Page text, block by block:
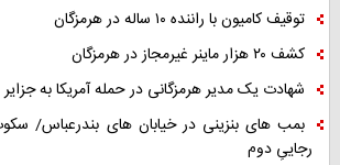
توقیف کامیون با راننده ۱۰ ساله در هرمزگان
کشف ۲۰ هزار ماینر غیرمجاز در هرمزگان
شهادت یک مدیر هرمزگانی در حمله آمریکا به
بمب های بنزینی در خیابان های بندرعباس/
رجاییِ دوم